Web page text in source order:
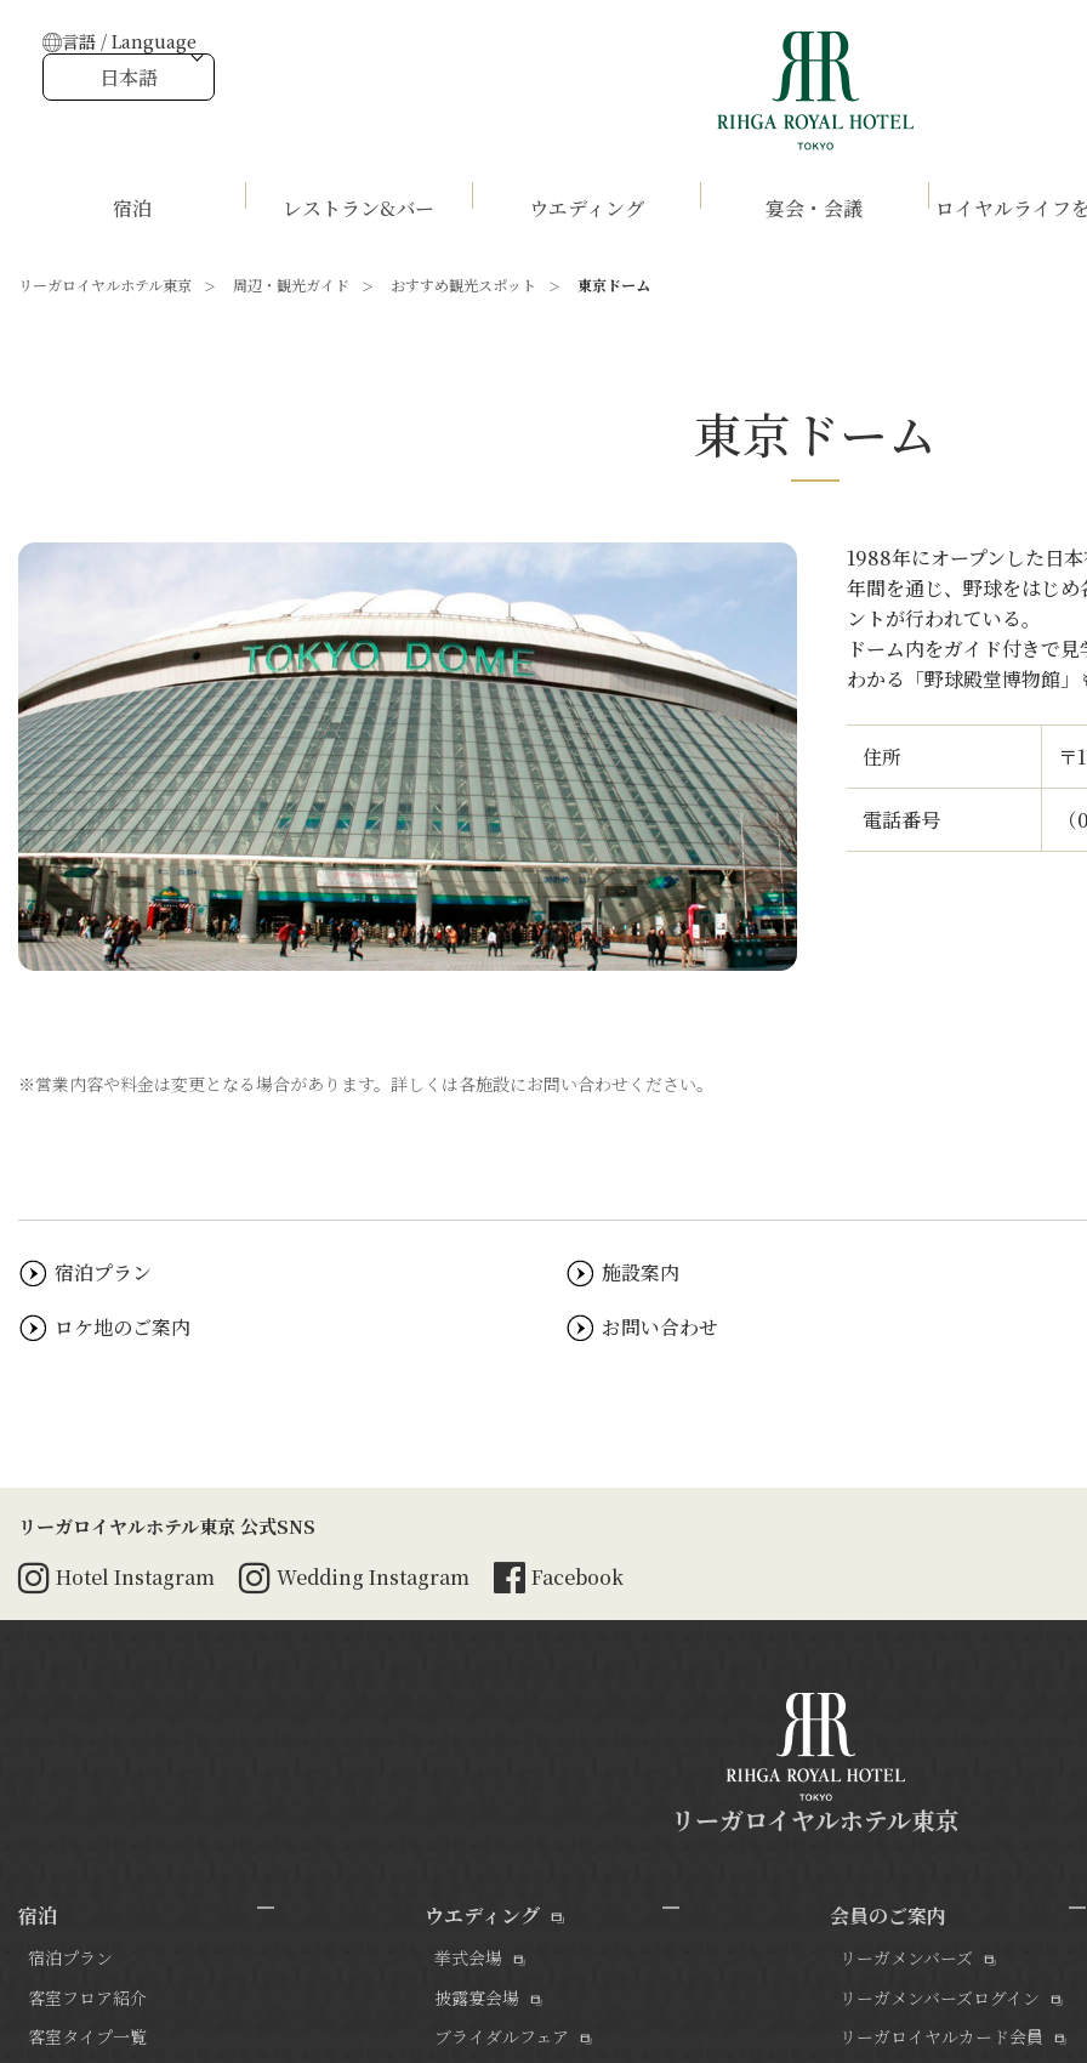
言語 / Language
日本語
宿泊 レストラン&バー ウエディング 宴会・会議 ロイヤルライフ
リーガロイヤルホテル東京 周辺・観光ガイド おすすめ観光スポット 東京ドーム
東京ドーム
1988年にオープンした日
年間を通じ、野球をはじ
ントが行われている。
ドーム内をガイド付きで
わかる「野球殿堂博物館」
住所 〒
電話番号
※営業内容や料金は変更となる場合があります。詳しくは各施設にお問い合わせください。
宿泊プラン
施設案内
ロケ地のご案内
お問い合わせ
リーガロイヤルホテル東京 公式SNS
Hotel Instagram Wedding Instagram Facebook
リーガロイヤルホテル東京
宿泊
宿泊プラン
客室フロア紹介
客室タイプ一覧
ウエディング
挙式会場
披露宴会場
ブライダルフェア
会員のご案内
リーガメンバーズ
リーガメンバーズログイン
リーガロイヤルカード会員